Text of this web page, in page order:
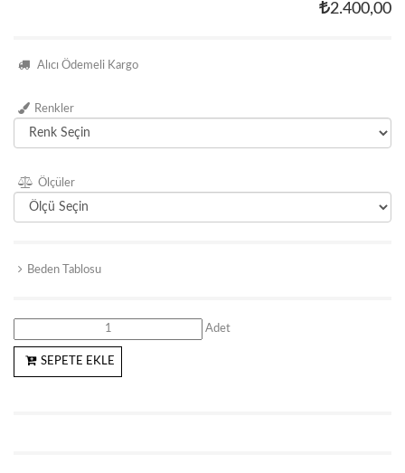
2.400,00
Alıcı Ödemeli Kargo
Renkler
Ölçüler
Beden Tablosu
Adet
SEPETE EKLE